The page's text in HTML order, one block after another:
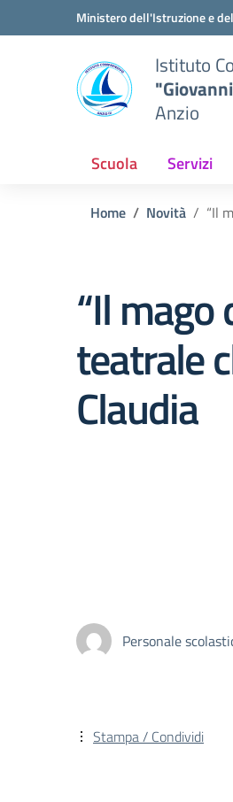
Vai ai contenuti
Vai al menu di navigazione
Ministero dell'Istruzione e
Istituto
Anzio
Scuola Servizi
Home Novità “Il
“Il mago
teatrale
Claudia
Personale
Stampa / Condividi